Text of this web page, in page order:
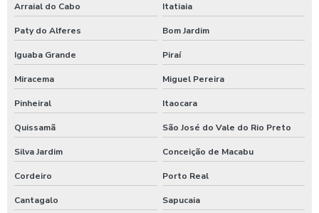
Ficheiro para chuveiro
Ficheiro para ducha de praia
Fornecedor de aspirador self service
Germicida automotivo
Germicida para carros
Higienização automotiva
Arraial do Cabo Itatiaia
Paty do Alferes Bom Jardim
Iguaba Grande Piraí
Miracema Miguel Pereira
Pinheiral Itaocara
Quissamã São José do Vale do Rio Preto
Silva Jardim Conceição de Macabu
Cordeiro Porto Real
Cantagalo Sapucaia